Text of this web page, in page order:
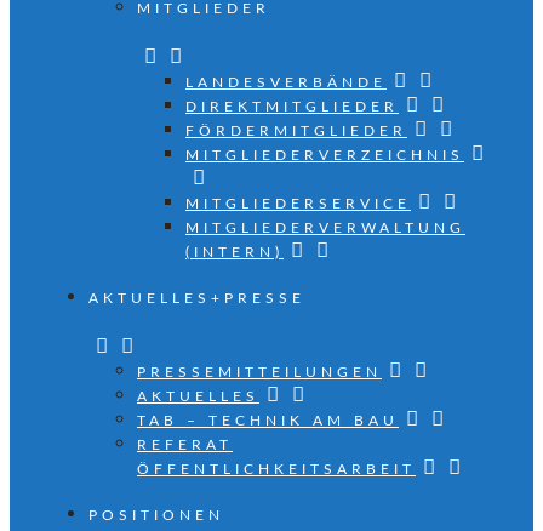
MITGLIEDER
LANDESVERBÄNDE
DIREKTMITGLIEDER
FÖRDERMITGLIEDER
MITGLIEDERVERZEICHNIS
MITGLIEDERSERVICE
MITGLIEDERVERWALTUNG
(INTERN)
AKTUELLES+PRESSE
PRESSEMITTEILUNGEN
AKTUELLES
TAB – TECHNIK AM BAU
REFERAT
ÖFFENTLICHKEITSARBEIT
POSITIONEN